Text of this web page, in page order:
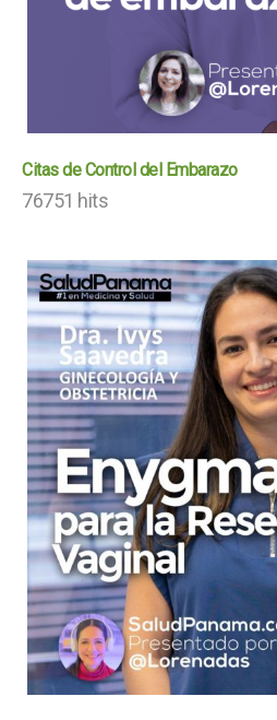
Citas de Control del Embarazo
76751 hits